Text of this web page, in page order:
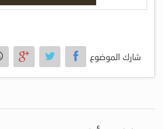
شارك الموضوع